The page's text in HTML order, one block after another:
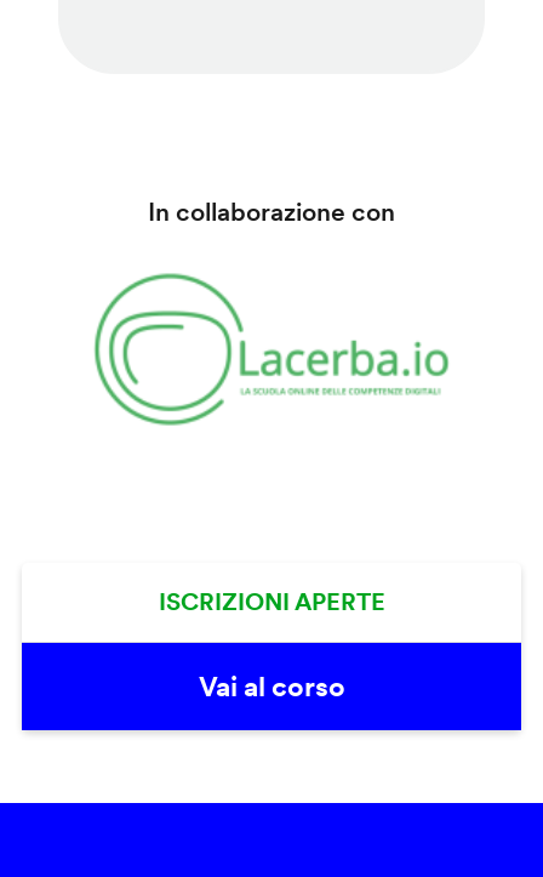
In collaborazione con
ISCRIZIONI APERTE
Vai al corso